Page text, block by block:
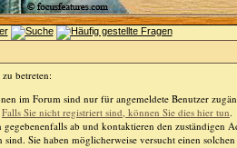
betreten:
im Forum sind nur für angemeldete Benutzer
Falls Sie nicht registriert sind, können Sie dies hier tun.
ab und kontaktieren den zuständigen
Sie haben möglicherweise versucht einen